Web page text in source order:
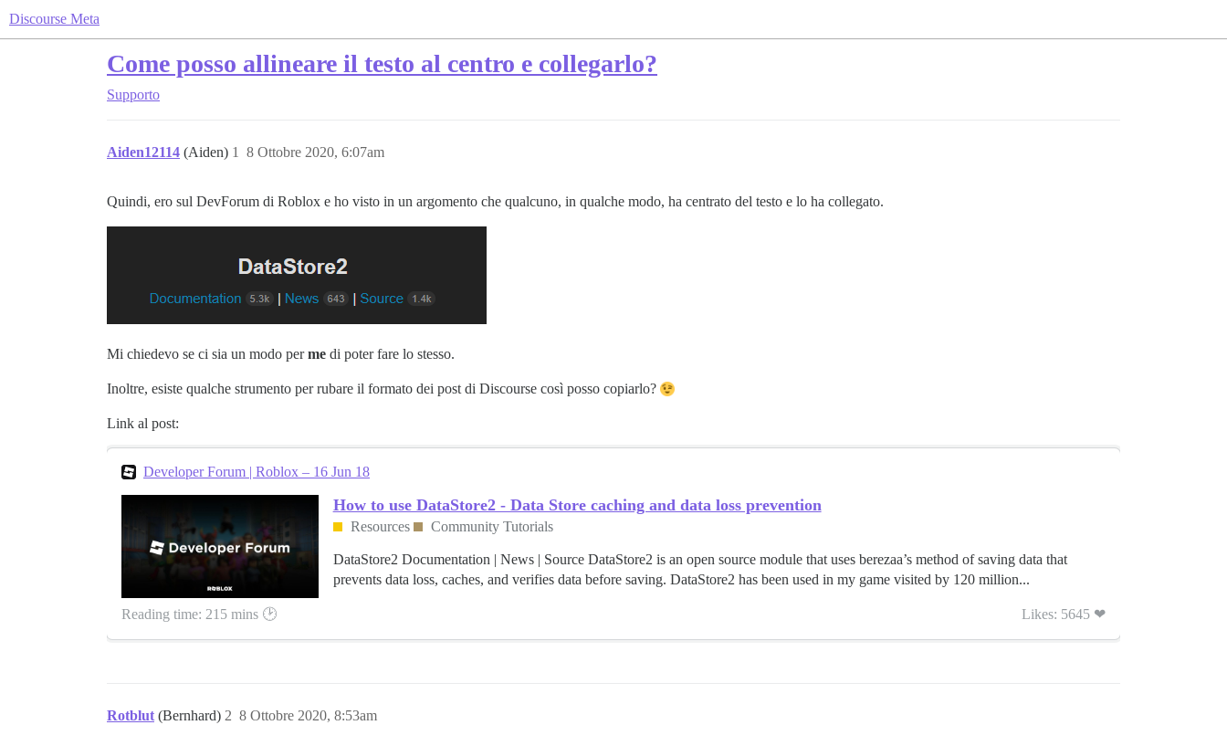
Discourse Meta
Come posso allineare il testo al centro e collegarlo?
Supporto
Aiden12114 (Aiden) 8 Ottobre 2020, 6:07am
1
Quindi, ero sul DevForum di Roblox e ho visto in un argomento che qualcuno, in qualche modo, ha centrato del testo e lo ha collegato.
Mi chiedevo se ci sia un modo perme di poter fare lo stesso.
Inoltre, esiste qualche strumento per rubare il formato dei post di Discourse così posso copiarlo?
Link al post:
Developer Forum | Roblox – 16 Jun 18
How to use DataStore2 - Data Store caching and data loss prevention
Resources Community Tutorials
DataStore2 Documentation | News | Source DataStore2 is an open source module that uses berezaa’s method of saving data that
prevents data loss, caches, and verifies data before saving. DataStore2 has been used in my game visited by 120 million...
Reading time: 215 mins 🕑 Likes: 5645 ❤
Rotblut (Bernhard) 8 Ottobre 2020, 8:53am
2